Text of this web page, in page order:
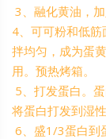
3、融化黄油，
4、可可粉和低
拌均匀，成为蛋
用。预热烤箱。
5、打发蛋白。
将蛋白打发到湿
6、盛1/3蛋白到